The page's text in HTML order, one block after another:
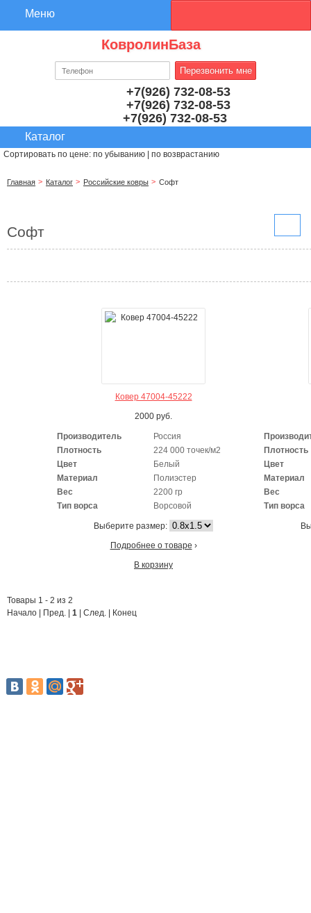
КовролинБаза
+7(926) 732-08-53
+7(926) 732-08-53
+7(926) 732-08-53
Сортировать по цене: по убыванию по возврастанию
Главная Каталог Российские ковры Софт
Софт
Ковер 47004-45222
2000 руб.
Производитель
Россия
Плотность
224 000 точек/м2
Цвет
Белый
Материал
Полиэстер
Вес
2200 гр
Тип ворса
Ворсовой
Выберите размер:
Подробнее о товаре ›
В корзину
Плотность
Цвет
Материал
Вес
Тип ворса
Товары 1 - 2 из 2
Начало | Пред. | 1 | След. | Конец